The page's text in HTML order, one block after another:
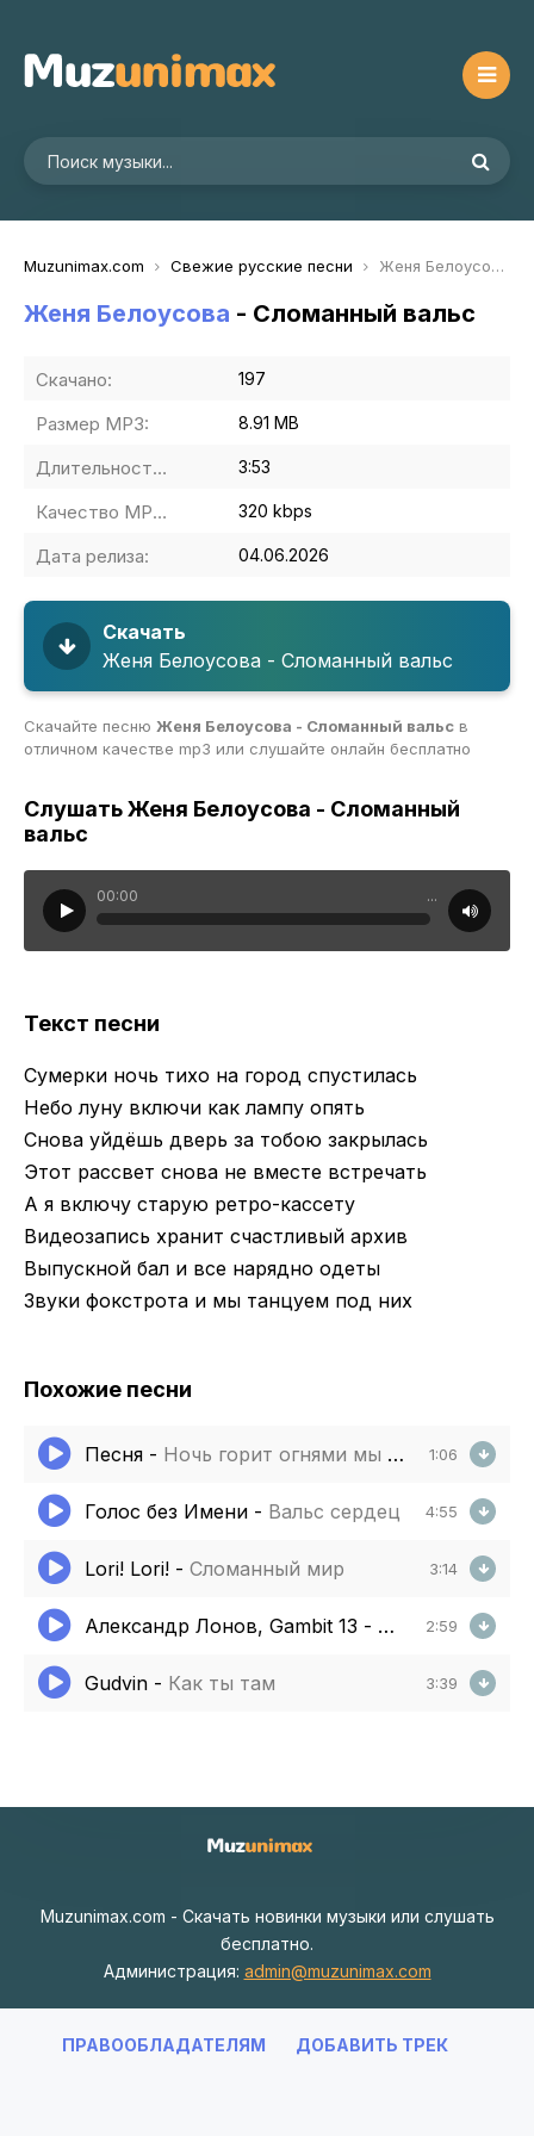
Muzunimax.com Свежие русские песни Женя Белоусова - Сломанный вальс
Женя Белоусова - Сломанный вальс
Скачано: 197
Размер MP3: 8.91 MB
Длительность MP3: 3:53
Качество MP3: 320 kbps
Дата релиза: 04.06.2026
Скачать
Женя Белоусова - Сломанный вальс
Скачайте песню Женя Белоусова - Сломанный вальс в
отличном качестве mp3 или слушайте онлайн бесплатно
Слушать Женя Белоусова - Сломанный
вальс
00:00 ...
Текст песни
Сумерки ночь тихо на город спустилась
Небо луну включи как лампу опять
Снова уйдёшь дверь за тобою закрылась
Этот рассвет снова не вместе встречать
А я включу старую ретро-кассету
Видеозапись хранит счастливый архив
Выпускной бал и все нарядно одеты
Звуки фокстрота и мы танцуем под них
Похожие песни
Песня - Ночь горит огнями мы опять вдвоем 1:06
Голос без Имени - Вальс сердец 4:55
Lori! Lori! - Сломанный мир 3:14
Александр Лонов, Gambit 13 - Старая Лада
2:59
Gudvin - Как ты там 3:39
Muzunimax.com - Скачать новинки музыки или слушать
бесплатно.
Администрация: admin@muzunimax.com
ПРАВООБЛАДАТЕЛЯМ ДОБАВИТЬ ТРЕК